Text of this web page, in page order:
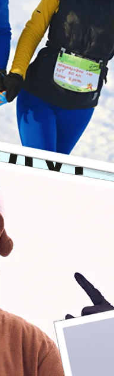
начинать
2026